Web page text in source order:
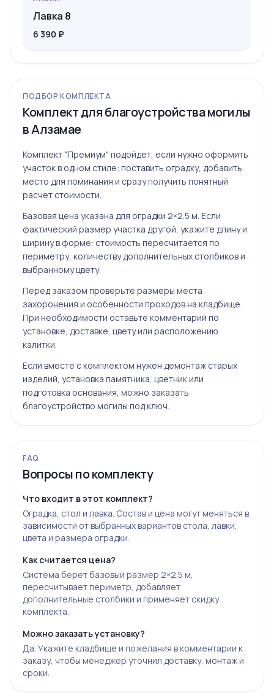
Лавка 8
6 390 ₽
ПОДБОР КОМПЛЕКТА
Комплект для благоустройства могилы
в Алзамае
Комплект "Премиум" подойдет, если нужно оформить
участок в одном стиле: поставить оградку, добавить
место для поминания и сразу получить понятный
расчет стоимости.
Базовая цена указана для оградки 2×2.5 м. Если
фактический размер участка другой, укажите длину и
ширину в форме: стоимость пересчитается по
периметру, количеству дополнительных столбиков и
выбранному цвету.
Перед заказом проверьте размеры места
захоронения и особенности проходов на кладбище.
При необходимости оставьте комментарий по
установке, доставке, цвету или расположению
калитки.
Если вместе с комплектом нужен демонтаж старых
изделий, установка памятника, цветник или
подготовка основания, можно заказать
благоустройство могилы под ключ.
FAQ
Вопросы по комплекту
Что входит в этот комплект?
Оградка, стол и лавка. Состав и цена могут меняться в
зависимости от выбранных вариантов стола, лавки,
цвета и размера оградки.
Как считается цена?
Система берет базовый размер 2×2.5 м,
пересчитывает периметр, добавляет
дополнительные столбики и применяет скидку
комплекта.
Можно заказать установку?
Да. Укажите кладбище и пожелания в комментарии к
заказу, чтобы менеджер уточнил доставку, монтаж и
сроки.